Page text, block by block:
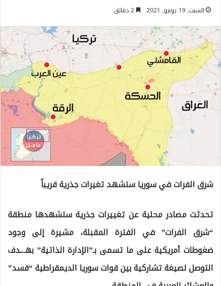
السبت, 19 يونيو, 2021
شرق الفرات في سوريا ستشهد تغيرات جذرية قريباً
تحدثت مصادر محلية عن تغييرات جذرية ستشهدها منطقة
“شرق الفرات” في الفترة المقبلة، مشيرة إلى وجود
ضغوطات أمريكية على ما تسمى بـ”الإدارة الذاتية” بهـ.ـدف
التوصل لصيغة تشاركية بين قوات سوريا الديمقراطية “قسد”